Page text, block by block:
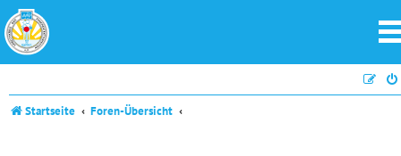
Startseite Foren-Übersicht